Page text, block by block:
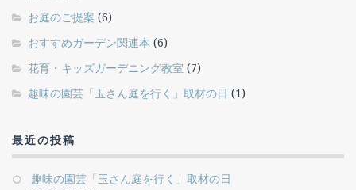
お庭のご提案 (6)
おすすめガーデン関連本 (6)
花育・キッズガーデニング教室 (7)
趣味の園芸「玉さん庭を行く」取材の日 (1)
最近の投稿
趣味の園芸「玉さん庭を行く」取材の日